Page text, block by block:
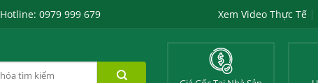
Hotline: 0979 999 679 Xem Video Thực Tế